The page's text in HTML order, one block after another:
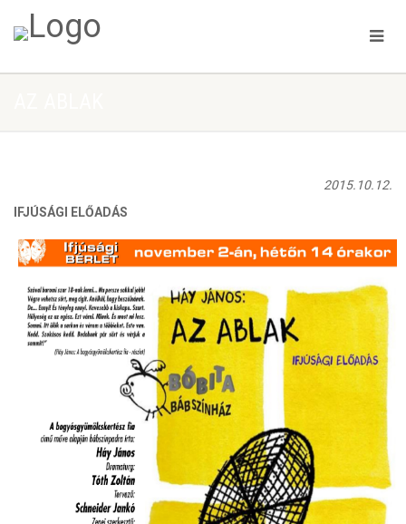
2015.10.12.
IFJÚSÁGI ELŐADÁS